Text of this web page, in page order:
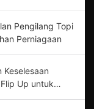
Pengilang Topi
Perniagaan
Keselesaan
Up untuk